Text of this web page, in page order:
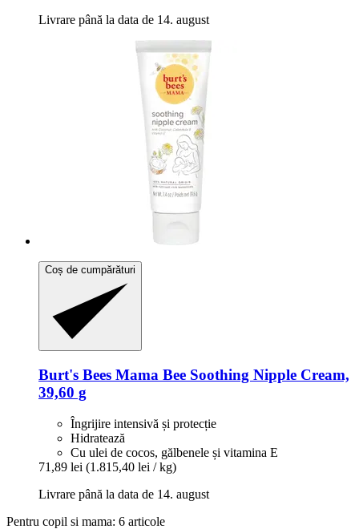
Livrare până la data de 14. august
Coș de cumpărături
Burt's Bees Mama Bee Soothing Nipple Cream,
39,60 g
Îngrijire intensivă și protecție
Hidratează
Cu ulei de cocos, gălbenele și vitamina E
71,89 lei (1.815,40 lei / kg)
Livrare până la data de 14. august
Pentru copil si mama: 6 articole